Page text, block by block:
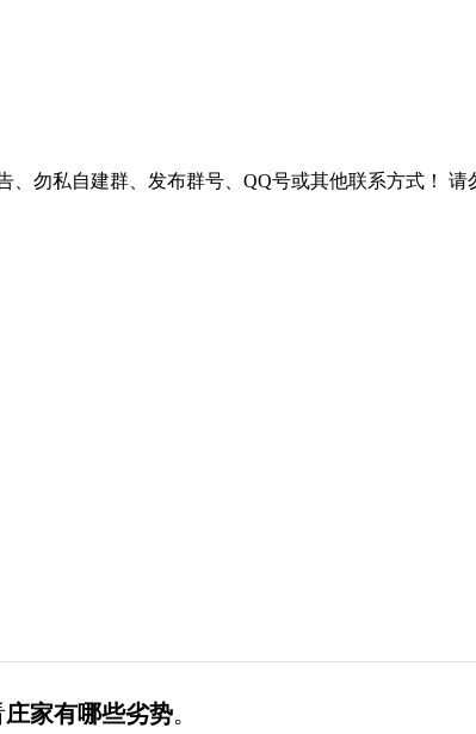
、勿私自建群、发布群号、QQ号或其他联系方式！
请
庄家有哪些劣势。